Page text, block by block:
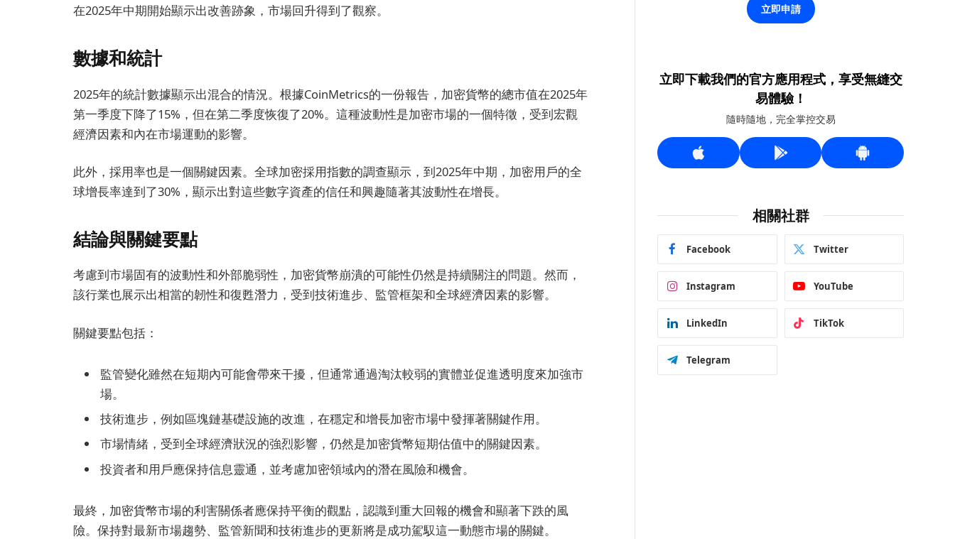
在2025年中期開始顯示出改善跡象，市場回升得到了觀察。
數據和統計
2025年的統計數據顯示出混合的情況。根據CoinMetrics的一份報告，加密貨幣的總市值在2025年
第一季度下降了15%，但在第二季度恢復了20%。這種波動性是加密市場的一個特徵，受到宏觀
經濟因素和內在市場運動的影響。
此外，採用率也是一個關鍵因素。全球加密採用指數的調查顯示，到2025年中期，加密用戶的全
球增長率達到了30%，顯示出對這些數字資產的信任和興趣隨著其波動性在增長。
結論與關鍵要點
考慮到市場固有的波動性和外部脆弱性，加密貨幣崩潰的可能性仍然是持續關注的問題。然而，
該行業也展示出相當的韌性和復甦潛力，受到技術進步、監管框架和全球經濟因素的影響。
關鍵要點包括：
監管變化雖然在短期內可能會帶來干擾，但通常通過淘汰較弱的實體並促進透明度來加強市
場。
技術進步，例如區塊鏈基礎設施的改進，在穩定和增長加密市場中發揮著關鍵作用。
市場情緒，受到全球經濟狀況的強烈影響，仍然是加密貨幣短期估值中的關鍵因素。
投資者和用戶應保持信息靈通，並考慮加密領域內的潛在風險和機會。
最終，加密貨幣市場的利害關係者應保持平衡的觀點，認識到重大回報的機會和顯著下跌的風
險。保持對最新市場趨勢、監管新聞和技術進步的更新將是成功駕馭這一動態市場的關鍵。
立即申請
立即下載我們的官方應用程式，享受無縫交
易體驗！
隨時隨地，完全掌控交易
相關社群
Facebook Twitter
Instagram YouTube
LinkedIn TikTok
Telegram